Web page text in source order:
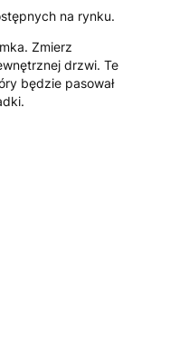
na rynku.
Zmierz
drzwi. Te
będzie pasował